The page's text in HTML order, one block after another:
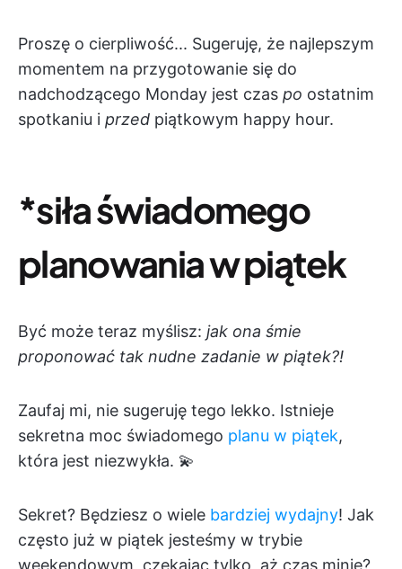
Proszę o cierpliwość... Sugeruję, że najlepszym
momentem na przygotowanie się do
nadchodzącego Monday jest czas po ostatnim
spotkaniu i przed piątkowym happy hour.
*siła świadomego
planowania w piątek
Być może teraz myślisz: jak ona śmie
proponować tak nudne zadanie w piątek?!
Zaufaj mi, nie sugeruję tego lekko. Istnieje
sekretna moc świadomego planu w piątek,
która jest niezwykła. 💫
Sekret? Będziesz o wiele bardziej wydajny! Jak
często już w piątek jesteśmy w trybie
weekendowym, czekając tylko, aż czas minie?